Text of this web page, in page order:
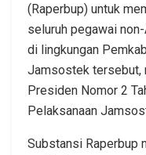
(Raperbup) untuk
seluruh pegawai
di lingkungan
Jamsostek tersebut,
Presiden Nomor 2
Pelaksanaan
Substansi Raperbup